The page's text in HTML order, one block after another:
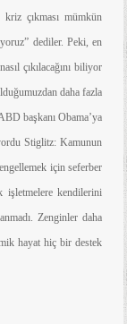
çıkması mümkün
dediler. Peki, en
çıkılacağını biliyor
daha fazla
başkanı Obama’ya
Stiglitz: Kamunun
için seferber
kendilerini
Zenginler daha
hayat hiç bir destek